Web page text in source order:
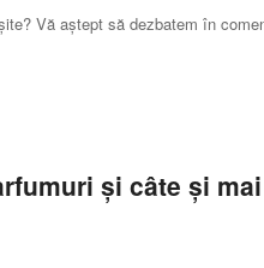
Vă aştept să dezbatem în
și câte și mai